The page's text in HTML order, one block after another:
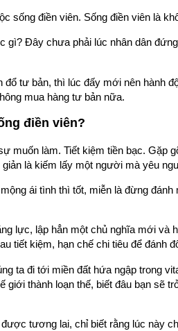
sống điền viên. Sống điền viên là
gì? Đây chưa phải lúc nhân dân
đổ tư bản, thì lúc đấy mới nên hành
mua hàng tư bản nữa.
điền viên?
muốn làm. Tiết kiệm tiền bạc. Gặp
là kiếm lấy một người mà yêu
ái tình thì tốt, miễn là đừng
lực, lập hẳn một chủ nghĩa mới và
tiết kiệm, hạn chế chi tiêu để đánh
ta đi tới miền đất hứa ngập trong
giới thành loạn thế, biết đâu bạn sẽ
tương lai, chỉ biết rằng lúc này